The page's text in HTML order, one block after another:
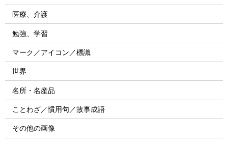
医療、介護
勉強、学習
マーク／アイコン／標識
世界
名所・名産品
ことわざ／慣用句／故事成語
その他の画像